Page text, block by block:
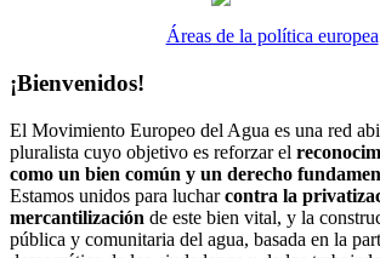
Áreas de la política europea
¡Bienvenidos!
El Movimiento Europeo del Agua es una red
pluralista cuyo objetivo es reforzar el
como un bien común y un derecho
Estamos unidos para lucharcontra la
mercantilización de este bien vital, y la
pública y comunitaria del agua, basada en la